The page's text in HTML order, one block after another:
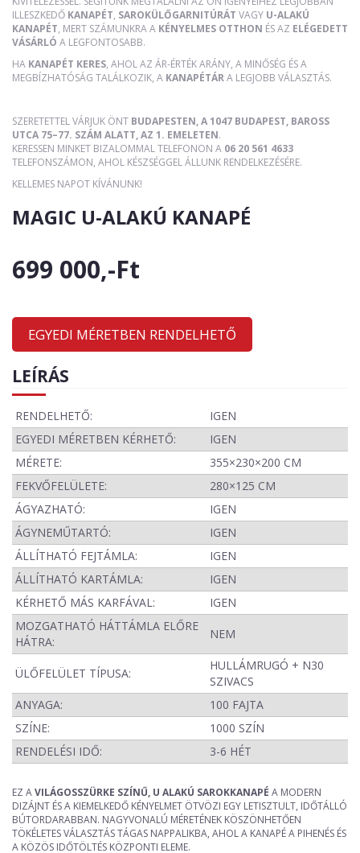
ILLESZKEDŐ KANAPÉT, SAROKÜLŐGARNITÚRÁT VAGY U-ALAKÚ
KANAPÉT, MERT SZÁMUNKRA A KÉNYELMES OTTHON ÉS AZ ELÉGEDETT
VÁSÁRLÓ A LEGFONTOSABB.
HA KANAPÉT KERES, AHOL AZ ÁR-ÉRTÉK ARÁNY, A MINŐSÉG ÉS A
MEGBÍZHATÓSÁG TALÁLKOZIK, A KANAPÉTÁRA LEGJOBB VÁLASZTÁS.
SZERETETTEL VÁRJUK ÖNT BUDAPESTEN, A 1047 BUDAPEST, BAROSS
UTCA 75–77. SZÁM ALATT, AZ 1. EMELETEN.
KERESSEN MINKET BIZALOMMAL TELEFONON A 06 20 561 4633
TELEFONSZÁMON, AHOL KÉSZSÉGGEL ÁLLUNK RENDELKEZÉSÉRE.
KELLEMES NAPOT KÍVÁNUNK!
MAGIC U-ALAKÚ KANAPÉ
699 000,-Ft
EGYEDI MÉRETBEN RENDELHETŐ
LEÍRÁS
RENDELHETŐ:
IGEN
EGYEDI MÉRETBEN KÉRHETŐ:
IGEN
MÉRETE:
355×230×200 CM
FEKVŐFELÜLETE:
280×125 CM
ÁGYAZHATÓ:
IGEN
ÁGYNEMŰTARTÓ:
IGEN
ÁLLÍTHATÓ FEJTÁMLA:
IGEN
ÁLLÍTHATÓ KARTÁMLA:
IGEN
KÉRHETŐ MÁS KARFÁVAL:
IGEN
MOZGATHATÓ HÁTTÁMLA ELŐRE
HÁTRA:
NEM
ÜLŐFELÜLET TÍPUSA:
HULLÁMRUGÓ + N30
SZIVACS
ANYAGA:
100 FAJTA
SZÍNE:
1000 SZÍN
RENDELÉSI IDŐ:
3-6 HÉT
EZ AVILÁGOSSZÜRKE SZÍNŰ, U ALAKÚ SAROKKANAPÉ A MODERN
DIZÁJNT ÉS A KIEMELKEDŐ KÉNYELMET ÖTVÖZI EGY LETISZTULT, IDŐTÁLLÓ
BÚTORDARABBAN. NAGYVONALÚ MÉRETÉNEK KÖSZÖNHETŐEN
TÖKÉLETES VÁLASZTÁS TÁGAS NAPPALIKBA, AHOL A KANAPÉ A PIHENÉS ÉS
A KÖZÖS IDŐTÖLTÉS KÖZPONTI ELEME.